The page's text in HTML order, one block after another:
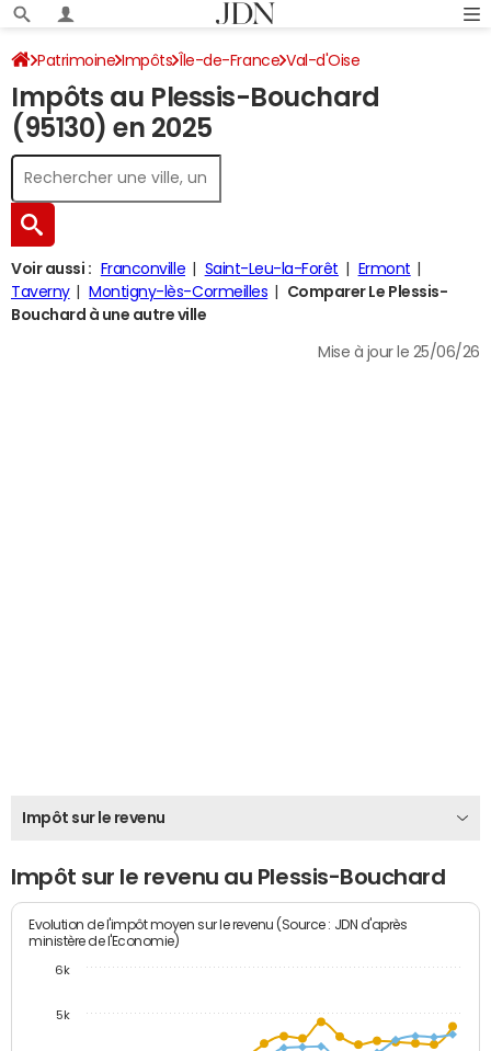
Patrimoine Impôts Île-de-France Val-d'Oise
Le Plessis-Bouchard Impôt sur le revenu
Impôts au Plessis-Bouchard
(95130) en 2025
Voir aussi : Franconville Saint-Leu-la-Forêt
Ermont
Taverny
Montigny-lès-Cormeilles
Comparer Le Plessis-
Bouchard à une autre ville
Mise à jour le 25/06/26
Impôt sur le revenu
Impôt sur le revenu au Plessis-Bouchard
Evolution de l'impôt moyen sur le revenu (Source : JDN d'après
ministère de l'Economie)
5k
6k